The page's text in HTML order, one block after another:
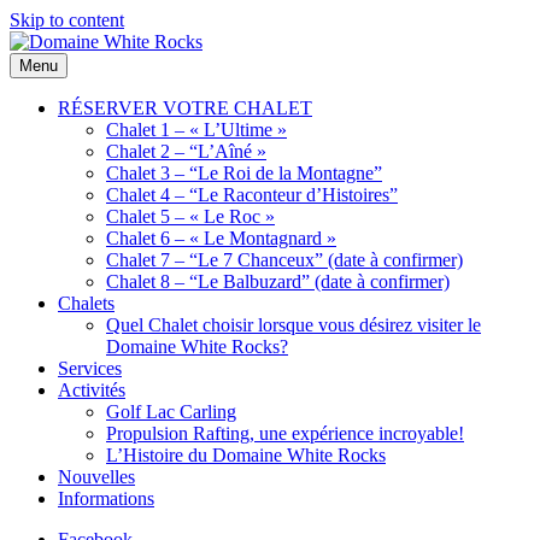
Skip to content
Domaine
White
Location
Menu
RÉSERVER VOTRE CHALET
Chalet 1 – « L’Ultime »
Chalet 2 – “L’Aîné »
Chalet 3 – “Le Roi de la Montagne”
Chalet 4 – “Le Raconteur d’Histoires”
Chalet 5 – « Le Roc »
Chalet 6 – « Le Montagnard »
Chalet 7 – “Le 7 Chanceux” (date à confirmer)
Chalet 8 – “Le Balbuzard” (date à confirmer)
Chalets
Quel Chalet choisir lorsque vous désirez visiter le
Domaine White Rocks?
Services
Activités
Golf Lac Carling
Propulsion Rafting, une expérience incroyable!
L’Histoire du Domaine White Rocks
Nouvelles
Informations